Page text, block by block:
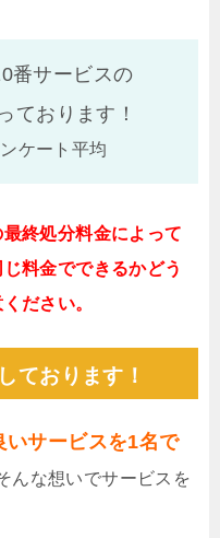
番サービスの
ております！
ケート平均
終処分料金によって
料金でできるかどう
ださい。
ております！
いサービスを1名で
んな想いでサービスを